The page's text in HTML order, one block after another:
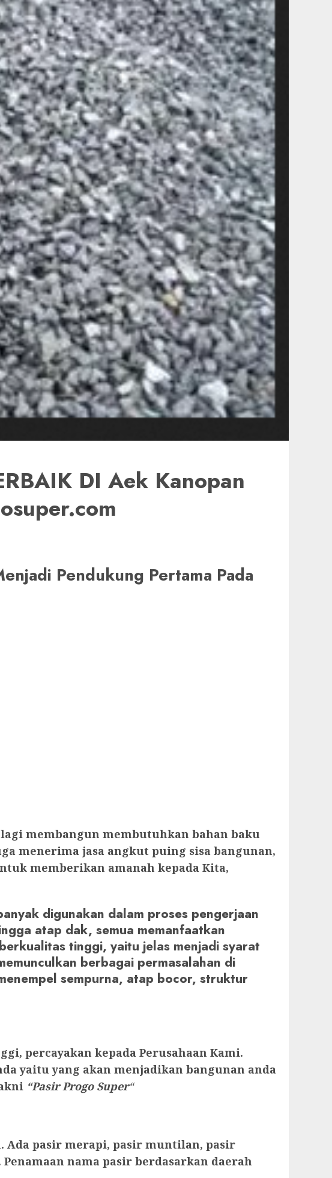
DI Aek Kanopan
Pendukung Pertama Pada
membangun membutuhkan bahan baku
menerima jasa angkut puing sisa bangunan,
memberikan amanah kepada Kita,
digunakan dalam proses pengerjaan
atap dak, semua memanfaatkan
tinggi, yaitu jelas menjadi syarat
berbagai permasalahan di
sempurna, atap bocor, struktur
percayakan kepada Perusahaan Kami.
yaitu yang akan menjadikan bangunan anda
“Pasir Progo Super“
Ada pasir merapi, pasir muntilan, pasir
nama pasir berdasarkan daerah